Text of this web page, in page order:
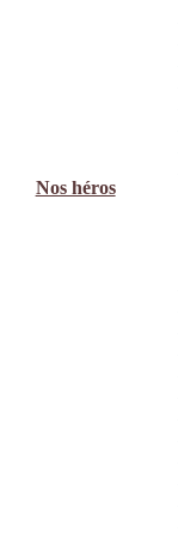
Nos héros